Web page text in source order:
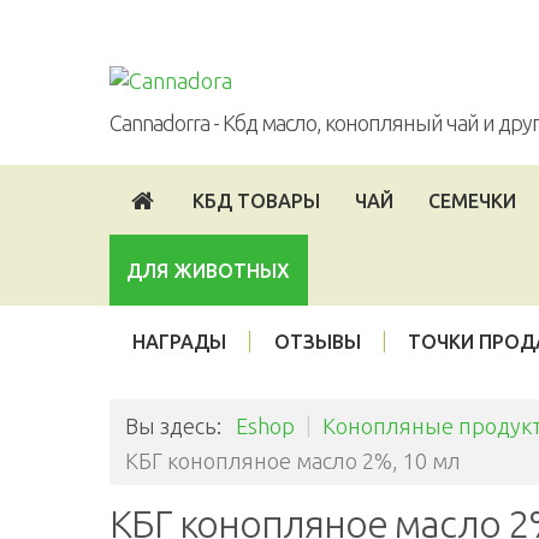
Cannadorra - Кбд масло, конопляный чай и
КБД ТОВАРЫ ЧАЙ СЕМЕЧКИ
ДЛЯ ЖИВОТНЫХ
НАГРАДЫ ОТЗЫВЫ ТОЧКИ
Вы здесь: Eshop
Конопляные
КБГ конопляное масло 2%, 10 мл
КБГ конопляное масло